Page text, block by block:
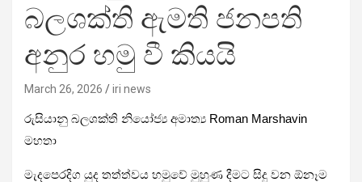
බලශක්ති ඇමති ජනපති
අනුර හමු වී කියයි
March 26, 2026 iri news
රුසියානු බලශක්ති නියෝජ්‍ය අමාත්‍ය Roman Marshavin
මහතා
මැදපෙරදිග යුද තත්ත්වය හමුවේ මුහුණ දීමට සිදු වන ඕනෑම